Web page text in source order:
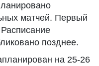
матчей. Первый
позднее.
на 25-26